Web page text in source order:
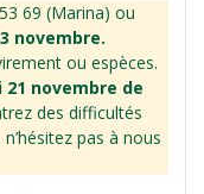
69 (Marina) ou
novembre.
ou espèces.
novembre de
des difficultés
pas à nous